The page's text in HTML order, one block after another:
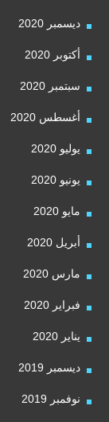
ديسمبر 2020
أكتوبر 2020
سبتمبر 2020
أغسطس 2020
يوليو 2020
يونيو 2020
مايو 2020
أبريل 2020
مارس 2020
فبراير 2020
يناير 2020
ديسمبر 2019
نوفمبر 2019